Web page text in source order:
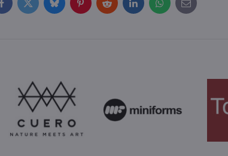
FacebookTwitterBlueskyPinterestRedditLinkedInWhatsApp
E-
mail